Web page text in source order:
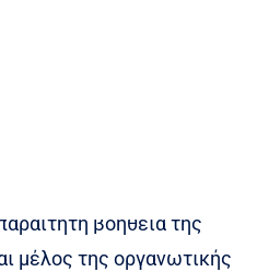
βοήθεια της
μέλος της οργανωτικής